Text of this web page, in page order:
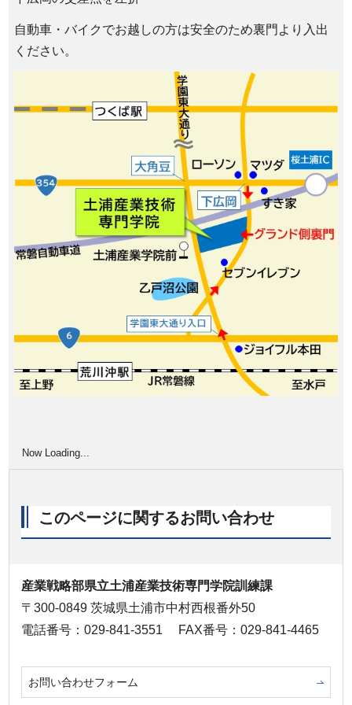
自動車・バイクでお越しの方は安全のため裏門より入出
ください。
Now Loading...
このページに関するお問い合わせ
産業戦略部県立土浦産業技術専門学院訓練課
〒300-0849 茨城県土浦市中村西根番外50
電話番号：029-841-3551
FAX番号：029-841-4465
お問い合わせフォーム